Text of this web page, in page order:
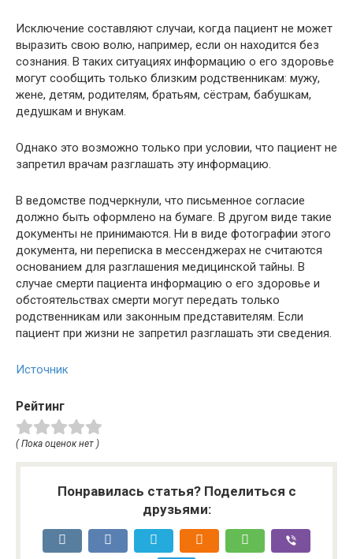
Исключение составляют случаи, когда пациент не может
выразить свою волю, например, если он находится без
сознания. В таких ситуациях информацию о его здоровье
могут сообщить только близким родственникам: мужу,
жене, детям, родителям, братьям, сёстрам, бабушкам,
дедушкам и внукам.
Однако это возможно только при условии, что пациент не
запретил врачам разглашать эту информацию.
В ведомстве подчеркнули, что письменное согласие
должно быть оформлено на бумаге. В другом виде такие
документы не принимаются. Ни в виде фотографии этого
документа, ни переписка в мессенджерах не считаются
основанием для разглашения медицинской тайны. В
случае смерти пациента информацию о его здоровье и
обстоятельствах смерти могут передать только
родственникам или законным представителям. Если
пациент при жизни не запретил разглашать эти сведения.
Источник
Рейтинг
( Пока оценок нет )
Понравилась статья? Поделиться с
друзьями: